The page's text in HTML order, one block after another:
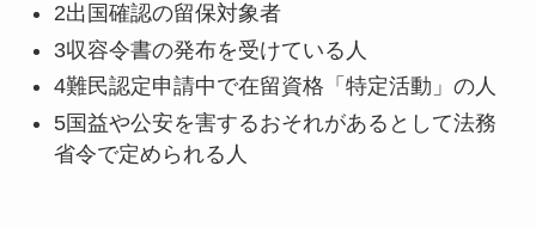
2出国確認の留保対象者
3収容令書の発布を受けている人
4難民認定申請中で在留資格「特定活動」の人
5国益や公安を害するおそれがあるとして法務
省令で定められる人